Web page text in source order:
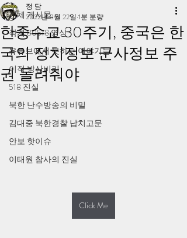
전체 게시물
작계 80518 영상
유튜브에서 못하는 이야기들
이적 방산비리
518 진실
북한 난수방송의 비밀
김대중 북한경찰 납치고문
안보 핫이슈
이태원 참사의 진실
한중수교 30주기, 중국은 한
국의 정치정보 군사정보 주
권 돌려줘야
정 담
2022년 8월 22일 1분 분량
Click Me